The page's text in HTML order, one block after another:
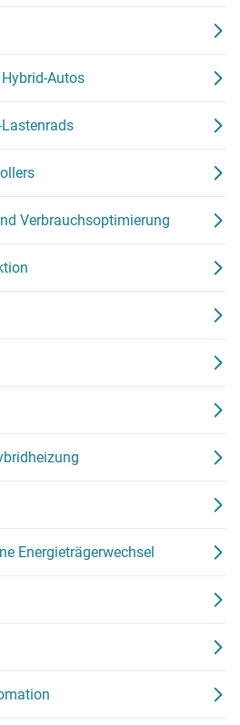
Autos
Verbrauchsoptimierung
Energieträgerwechsel